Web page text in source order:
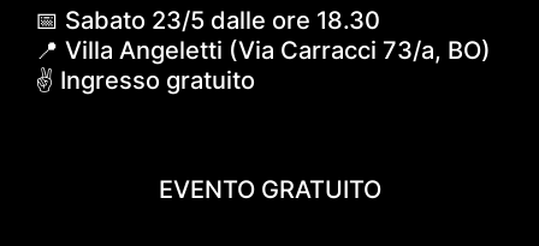
📅 Sabato 23/5 dalle ore 18.30
📍 Villa Angeletti (Via Carracci 73/a, BO)
✌️ Ingresso gratuito
EVENTO GRATUITO